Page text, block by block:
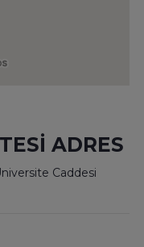
ADRES
Caddesi